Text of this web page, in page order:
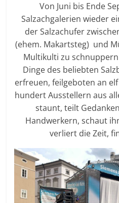
Von Juni bis Ende
Salzachgalerien wieder
der Salzachufer
(ehem. Makartsteg) und
Multikulti zu
Dinge des beliebten
erfreuen, feilgeboten an
hundert Ausstellern aus
staunt, teilt
Handwerkern, schaut
verliert die Zeit,